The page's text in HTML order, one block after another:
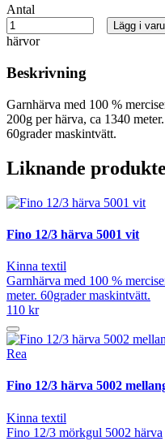
Antal
härvor
Lägg i
Beskrivning
Garnhärva med 100 %
200g per härva, ca 1340 meter.
60grader maskintvätt.
Liknande
Fino 12/3 härva 5001 vit
Kinna textil
Garnhärva med 100 %
meter. 60grader maskintvätt.
110 kr
Rea
Fino 12/3 härva 5002
Kinna textil
Fino 12/3 mörkgul 5002 härva